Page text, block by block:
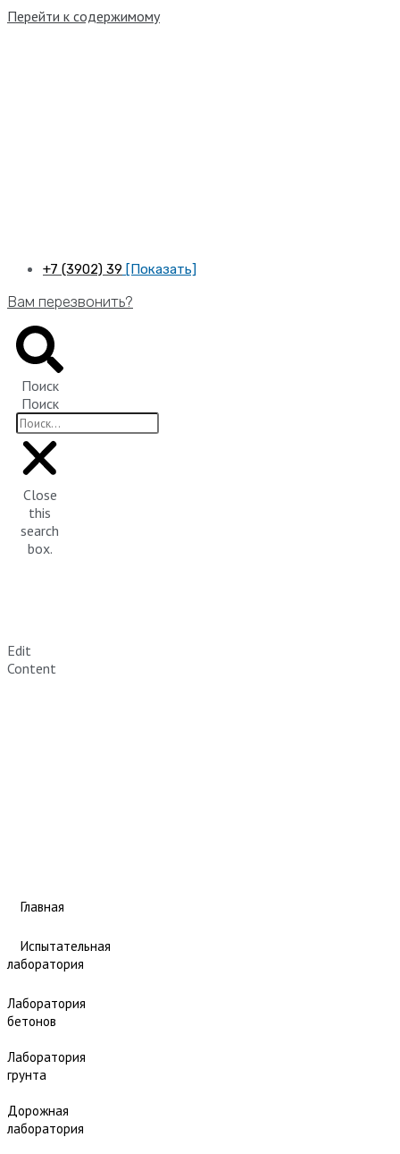
Перейти к содержимому
+7 (3902) 39 [Показать]
Вам перезвонить?
Поиск
Поиск
Close
this
search
box.
Edit
Content
Главная
Испытательная
лаборатория
Лаборатория
бетонов
Лаборатория
грунта
Дорожная
лаборатория